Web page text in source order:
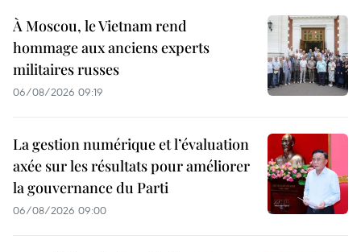
À Moscou, le Vietnam rend
hommage aux anciens experts
militaires russes
06/08/2026 09:19
La gestion numérique et l’évaluation
axée sur les résultats pour améliorer
la gouvernance du Parti
06/08/2026 09:00